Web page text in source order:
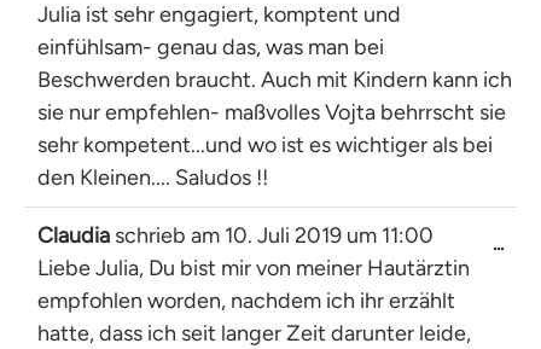
Julia ist sehr engagiert, komptent und
einfühlsam- genau das, was man bei
Beschwerden braucht. Auch mit Kindern kann ich
sie nur empfehlen- maßvolles Vojta behrrscht sie
sehr kompetent...und wo ist es wichtiger als bei
den Kleinen.... Saludos !!
Claudia schrieb am 10. Juli 2019 um 11:00
Liebe Julia, Du bist mir von meiner Hautärztin
empfohlen worden, nachdem ich ihr erzählt
hatte, dass ich seit langer Zeit darunter leide,
...